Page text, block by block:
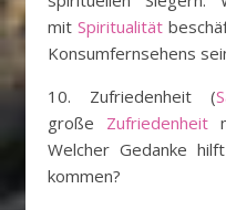
mit Spiritualität
Konsumfernsehens
10. Zufriedenheit (
große Zufriedenheit
Welcher Gedanke
kommen?